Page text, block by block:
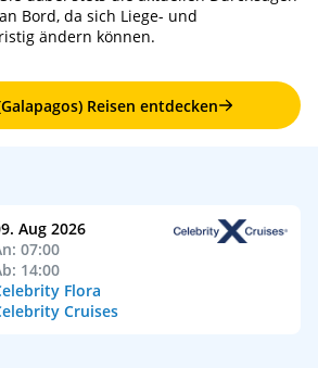
Bord, da sich Liege- und
ändern können.
Reisen entdecken
Aug 2026
07:00
14:00
Flora
Cruises